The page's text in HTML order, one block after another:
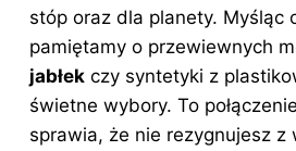
stóp oraz dla planety. Myśląc
pamiętamy o przewiewnych
jabłek czy syntetyki z
świetne wybory. To
sprawia, że nie rezygnujesz z